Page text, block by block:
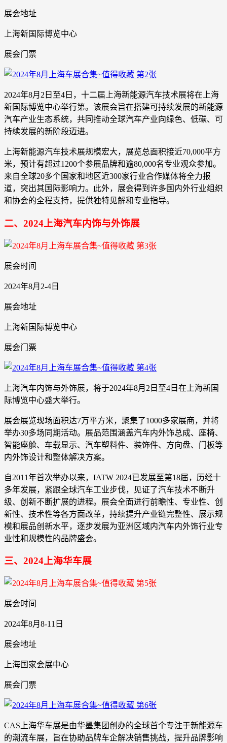
展会地址
上海新国际博览中心
展会门票
2024年8月2日至4日，十二届上海新能源汽车技术展将在上海
新国际博览中心举行第。该展会旨在搭建可持续发展的新能源
汽车产业生态系统，共同推动全球汽车产业向绿色、低碳、可
持续发展的新阶段迈进。
上海新能源汽车技术展规模宏大，展览总面积接近70,000平方
米，预计有超过1200个参展品牌和逾80,000名专业观众参加。
来自全球20多个国家和地区近300家行业合作媒体将全力报
道，突出其国际影响力。此外，展会得到许多国内外行业组织
和协会的全程支持，提供独特见解和专业指导。
二、2024上海汽车内饰与外饰展
展会时间
2024年8月2-4日
展会地址
上海新国际博览中心
展会门票
上海汽车内饰与外饰展，将于2024年8月2日至4日在上海新国
际博览中心盛大举行。
展会展览现场面积达7万平方米，聚集了1000多家展商，并将
举办30多场同期活动。展品范围涵盖汽车内外饰总成、座椅、
智能座舱、车载显示、汽车塑料件、装饰件、方向盘、门板等
内外饰设计和整体解决方案。
自2011年首次举办以来，IATW 2024已发展至第18届，历经十
多年发展，紧跟全球汽车工业步伐，见证了汽车技术不断升
级、创新不断扩展的进程。展会全面进行前瞻性、专业性、创
新性、技术性等各方面改革，持续提升产业链完整性、展示规
模和展品创新水平，逐步发展为亚洲区域内汽车内外饰行业专
业性和规模性的品牌盛会。
三、2024上海华车展
展会时间
2024年8月8-11日
展会地址
上海国家会展中心
展会门票
CAS上海华车展是由华墨集团创办的全球首个专注于新能源车
的潮流车展，旨在协助品牌车企解决销售挑战，提升品牌影响